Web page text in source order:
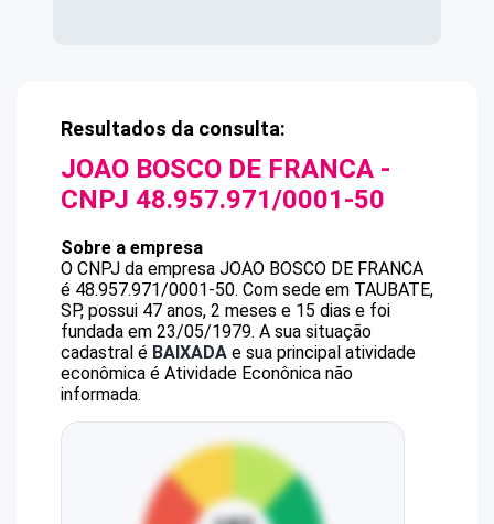
Resultados da consulta:
JOAO BOSCO DE FRANCA -
CNPJ 48.957.971/0001-50
Sobre a empresa
O CNPJ da empresa JOAO BOSCO DE FRANCA
é 48.957.971/0001-50. Com sede em TAUBATE,
SP, possui 47 anos, 2 meses e 15 dias e foi
fundada em 23/05/1979. A sua situação
cadastral é BAIXADA e sua principal atividade
econômica é Atividade Econônica não
informada.